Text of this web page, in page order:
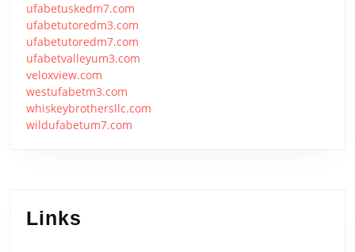
ufabetuskedm7.com
ufabetutoredm3.com
ufabetutoredm7.com
ufabetvalleyum3.com
veloxview.com
westufabetm3.com
whiskeybrothersllc.com
wildufabetum7.com
Links